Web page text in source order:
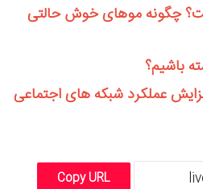
چگونه موهای خوش حالتی
باشیم؟
عملکرد شبکه های اجتماعی
Copy URL